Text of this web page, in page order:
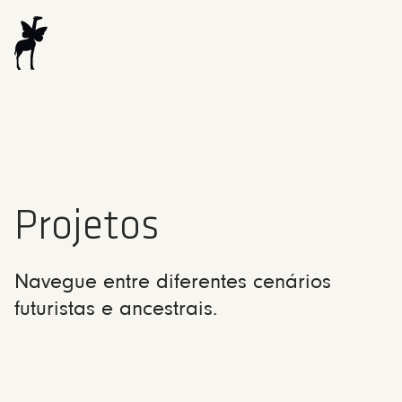
Projetos
Navegue entre diferentes cenários
futuristas e ancestrais.